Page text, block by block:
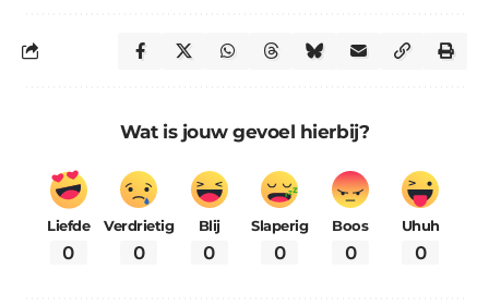
Wat is jouw gevoel hierbij?
Liefde
0
Verdrietig
0
Blij
0
Slaperig
0
Boos
0
Uhuh
0